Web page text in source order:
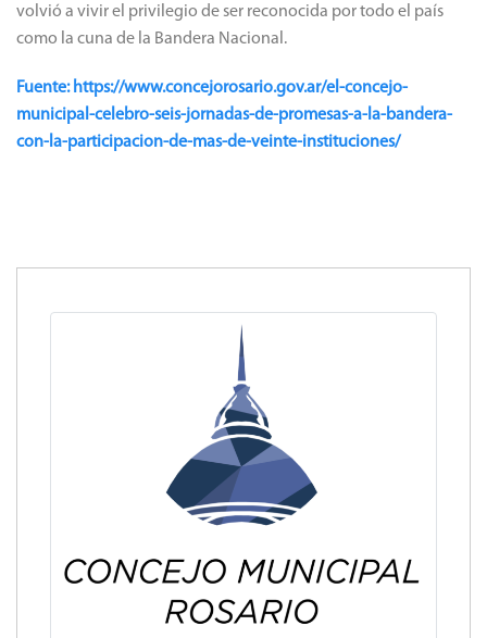
volvió a vivir el privilegio de ser reconocida por todo el país
como la cuna de la Bandera Nacional.
Fuente: https://www.concejorosario.gov.ar/el-concejo-
municipal-celebro-seis-jornadas-de-promesas-a-la-bandera-
con-la-participacion-de-mas-de-veinte-instituciones/